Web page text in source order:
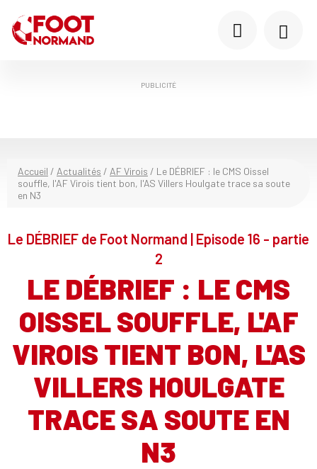
PUBLICITÉ
Accueil / Actualités / AF Virois / Le DÉBRIEF : le CMS Oissel
souffle, l'AF Virois tient bon, l'AS Villers Houlgate trace sa soute
en N3
Le DÉBRIEF de Foot Normand | Episode 16 - partie
2
LE DÉBRIEF : LE CMS
OISSEL SOUFFLE, L'AF
VIROIS TIENT BON, L'AS
VILLERS HOULGATE
TRACE SA SOUTE EN
N3